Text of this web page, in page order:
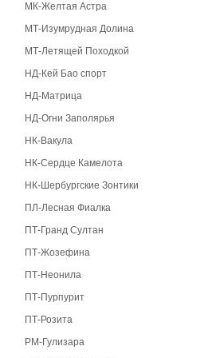
МК-Желтая Астра
МТ-Изумрудная Долина
МТ-Летящей Походкой
НД-Кей Бао спорт
НД-Матрица
НД-Огни Заполярья
НК-Вакула
НК-Сердце Камелота
НК-Шербургские Зонтики
ПЛ-Лесная Фиалка
ПТ-Гранд Султан
ПТ-Жозефина
ПТ-Неонила
ПТ-Пурпурит
ПТ-Розита
РМ-Гулизара